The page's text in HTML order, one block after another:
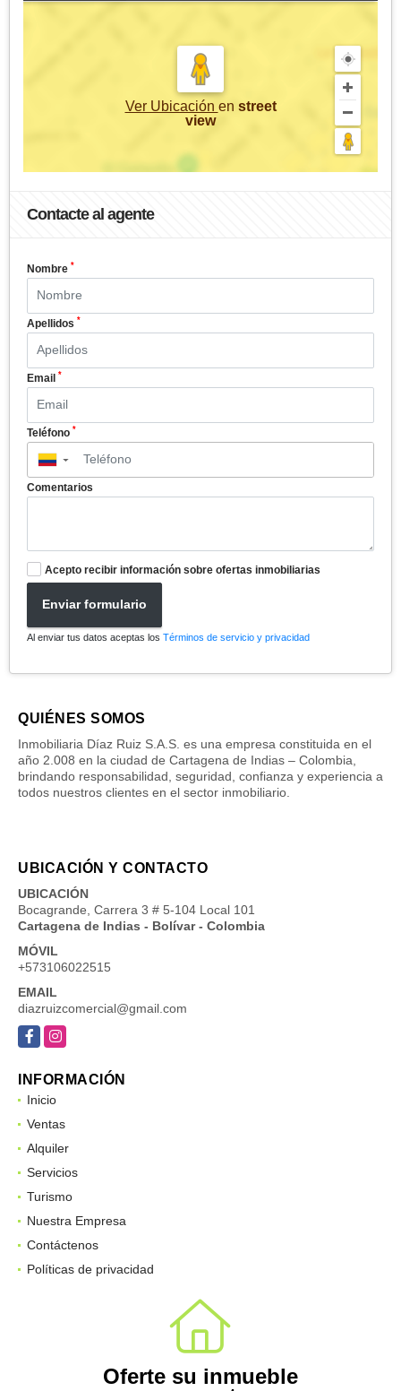
Ver Ubicación en street
view
Contacte al agente
Nombre *
Apellidos *
Email *
Teléfono *
▼
Comentarios
Acepto recibir información sobre ofertas inmobiliarias
Enviar formulario
Al enviar tus datos aceptas los Términos de servicio y privacidad
QUIÉNES SOMOS
Inmobiliaria Díaz Ruiz S.A.S. es una empresa constituida en el
año 2.008 en la ciudad de Cartagena de Indias – Colombia,
brindando responsabilidad, seguridad, confianza y experiencia a
todos nuestros clientes en el sector inmobiliario.
UBICACIÓN Y CONTACTO
UBICACIÓN
Bocagrande, Carrera 3 # 5-104 Local 101
Cartagena de Indias - Bolívar - Colombia
MÓVIL
+573106022515
EMAIL
diazruizcomercial@gmail.com
FacebookInstagram
INFORMACIÓN
Inicio
Ventas
Alquiler
Servicios
Turismo
Nuestra Empresa
Contáctenos
Políticas de privacidad
Oferte su inmueble